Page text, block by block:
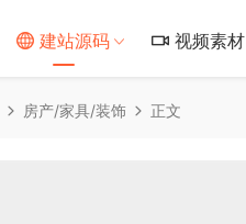
建站源码 视频素材
房产/家具/装饰 正文